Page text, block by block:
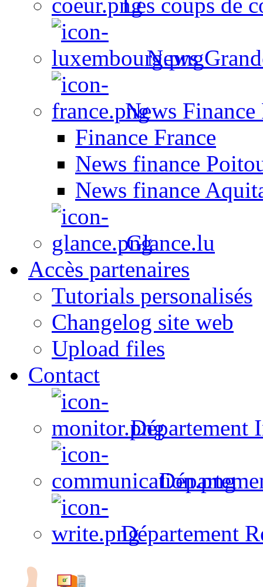
News
News Finance
Finance France
News finance
News finance
Glance.lu
Accès partenaires
Tutorials personalisés
Changelog site web
Upload files
Contact
Département
Département